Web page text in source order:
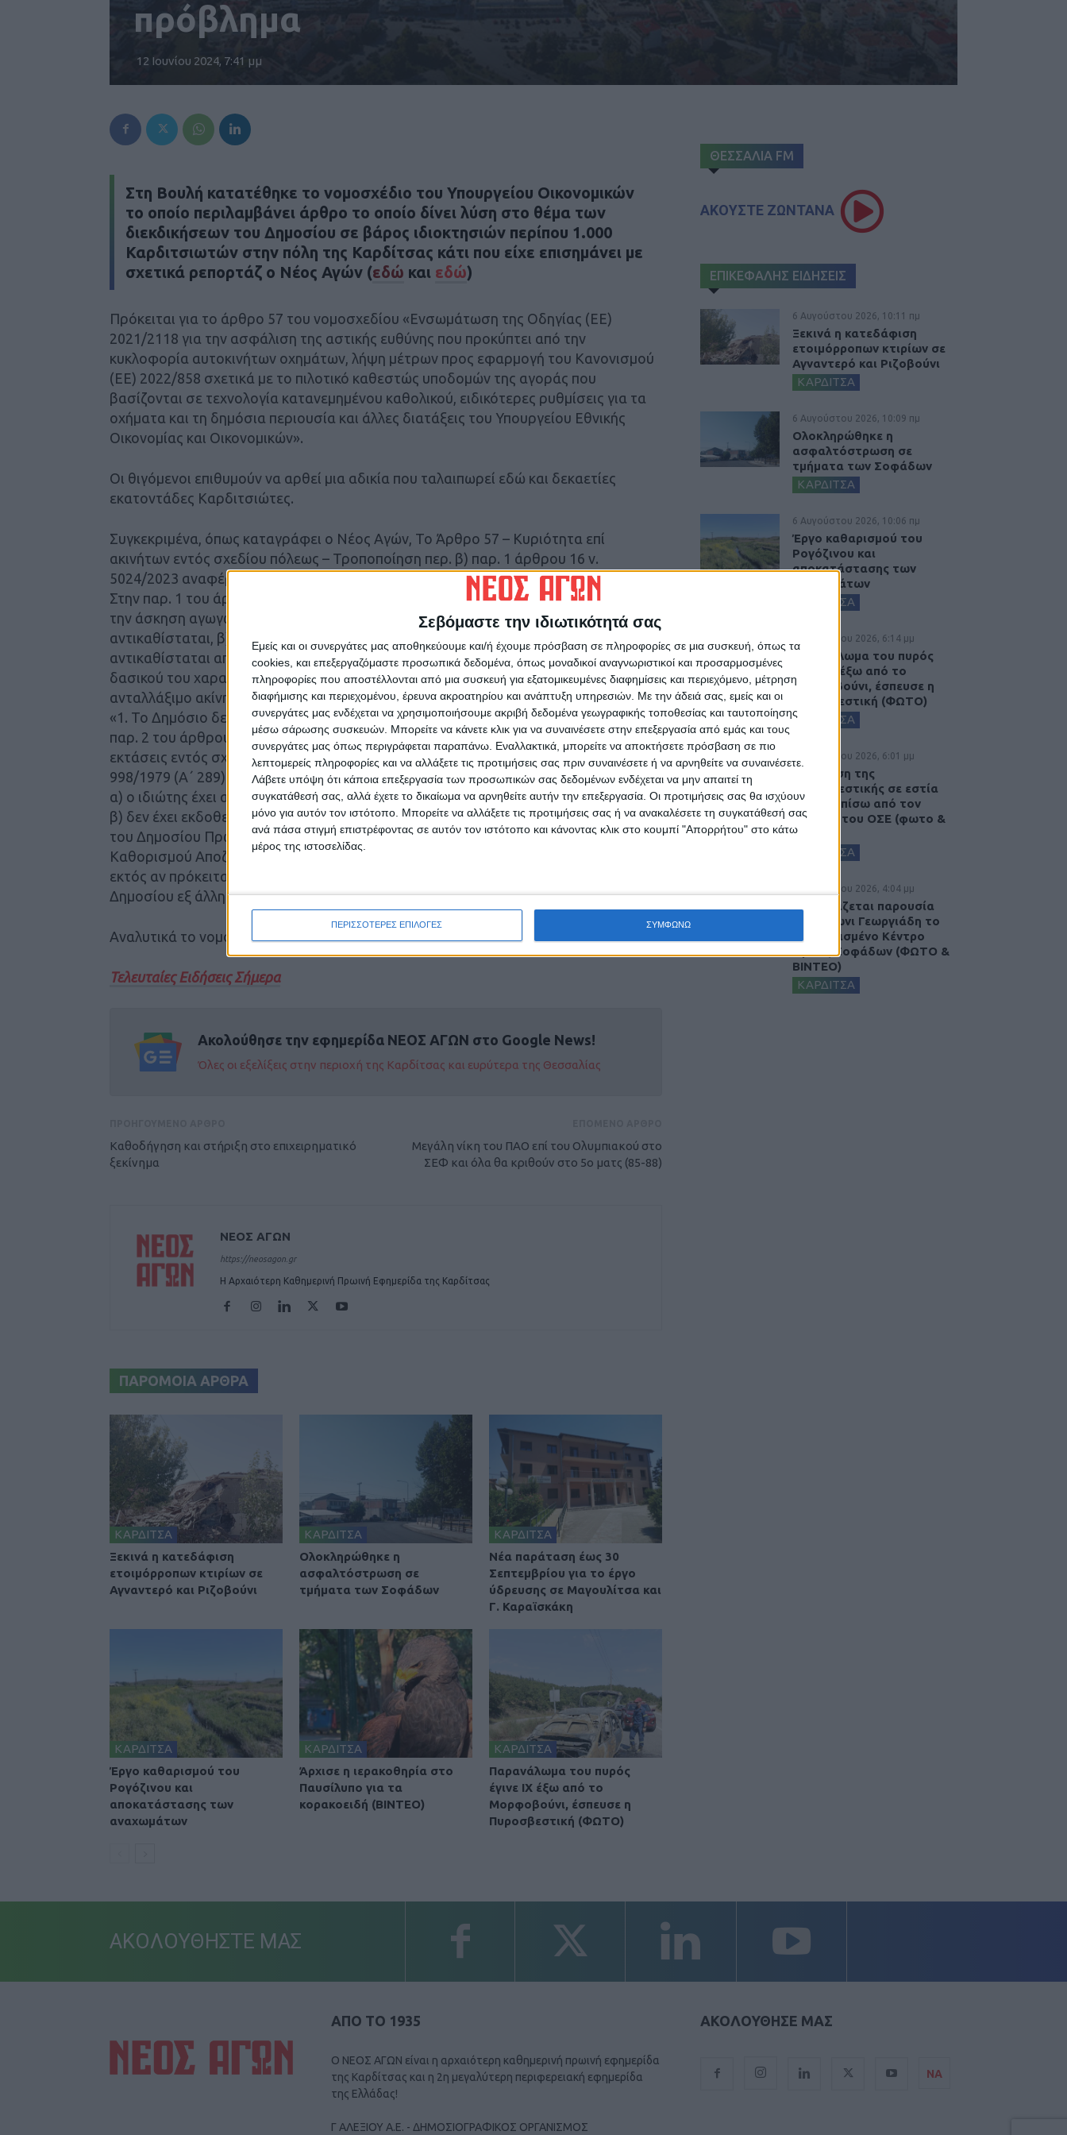
Σεβόμαστε την ιδιωτικότητά σας
Εμείς και οι συνεργάτες μας αποθηκεύουμε και/ή έχουμε πρόσβαση σε πληροφορίες σε μια συσκευή, όπως τα
cookies, και επεξεργαζόμαστε προσωπικά δεδομένα, όπως μοναδικοί αναγνωριστικοί και προσαρμοσμένες
πληροφορίες που αποστέλλονται από μια συσκευή για εξατομικευμένες διαφημίσεις και περιεχόμενο, μέτρηση
διαφήμισης και περιεχομένου, έρευνα ακροατηρίου και ανάπτυξη υπηρεσιών. Με την άδειά σας, εμείς και οι
συνεργάτες μας ενδέχεται να χρησιμοποιήσουμε ακριβή δεδομένα γεωγραφικής τοποθεσίας και ταυτοποίησης
μέσω σάρωσης συσκευών. Μπορείτε να κάνετε κλικ για να συναινέσετε στην επεξεργασία από εμάς και τους
συνεργάτες μας όπως περιγράφεται παραπάνω. Εναλλακτικά, μπορείτε να αποκτήσετε πρόσβαση σε πιο
λεπτομερείς πληροφορίες και να αλλάξετε τις προτιμήσεις σας πριν συναινέσετε ή να αρνηθείτε να συναινέσετε.
Λάβετε υπόψη ότι κάποια επεξεργασία των προσωπικών σας δεδομένων ενδέχεται να μην απαιτεί τη
συγκατάθεσή σας, αλλά έχετε το δικαίωμα να αρνηθείτε αυτήν την επεξεργασία. Οι προτιμήσεις σας θα ισχύουν
μόνο για αυτόν τον ιστότοπο. Μπορείτε να αλλάξετε τις προτιμήσεις σας ή να ανακαλέσετε τη συγκατάθεσή σας
ανά πάσα στιγμή επιστρέφοντας σε αυτόν τον ιστότοπο και κάνοντας κλικ στο κουμπί "Απορρήτου" στο κάτω
μέρος της ιστοσελίδας.
ΠΕΡΙΣΣΟΤΕΡΕΣ ΕΠΙΛΟΓΕΣ ΣΥΜΦΩΝΩ
πρόβλημα
12 Ιουνίου 2024, 7:41 μμ
Στη Βουλή κατατέθηκε το νομοσχέδιο του Υπουργείου Οικονομικών
το οποίο περιλαμβάνει άρθρο το οποίο δίνει λύση στο θέμα των
διεκδικήσεων του Δημοσίου σε βάρος ιδιοκτησιών περίπου 1.000
Καρδιτσιωτών στην πόλη της Καρδίτσας κάτι που είχε επισημάνει με
σχετικά ρεπορτάζ ο Νέος Αγών (εδώ και εδώ)
Πρόκειται για το άρθρο 57 του νομοσχεδίου «Ενσωμάτωση της Οδηγίας (ΕΕ)
2021/2118 για την ασφάλιση της αστικής ευθύνης που προκύπτει από την
κυκλοφορία αυτοκινήτων οχημάτων, λήψη μέτρων προς εφαρμογή του Κανονισμού
(ΕΕ) 2022/858 σχετικά με το πιλοτικό καθεστώς υποδομών της αγοράς που
βασίζονται σε τεχνολογία κατανεμημένου καθολικού, ειδικότερες ρυθμίσεις για τα
οχήματα και τη δημόσια περιουσία και άλλες διατάξεις του Υπουργείου Εθνικής
Οικονομίας και Οικονομικών».
Οι θιγόμενοι επιθυμούν να αρθεί μια αδικία που ταλαιπωρεί εδώ και δεκαετίες
εκατοντάδες Καρδιτσιώτες.
Συγκεκριμένα, όπως καταγράφει ο Νέος Αγών, Το Άρθρο 57 – Κυριότητα επί
ακινήτων εντός σχεδίου πόλεως – Τροποποίηση περ. β) παρ. 1 άρθρου 16 ν.
5024/2023 αναφέρει:
Στην παρ. 1 του άρθρου 16 του ν. 5024/2023 (Α΄ 41), περί αποχής του Δημοσίου από
την άσκηση αγωγών, επέρχονται οι εξής τροποποιήσεις: α) το εισαγωγικό εδάφιο
αντικαθίσταται, β) στην περ. β): α) η φράση «από τις δασικές υπηρεσίες»
αντικαθίσταται από τη φράση «από υπηρεσία», β) η φράση «λόγω του πρώην
δασικού του χαρακτήρα» αντικαθίσταται από τη φράση «εκτός αν πρόκειται για
ανταλλάξιμο ακίνητο,», και η παρ. 1 διαμορφώνεται ως εξής:
«1. Το Δημόσιο δεν προβάλλει δικαιώματα και απέχει από την άσκηση αγωγών της
παρ. 2 του άρθρου 6 του ν. 2664/1998 (Α΄ 275) ως προς ακίνητα τα οποία κείνται σε
εκτάσεις εντός σχεδίων πόλεως ή οικισμού, για τα οποία δεν εφαρμόζεται ο ν.
998/1979 (Α΄ 289) , εφόσον σωρευτικά πληρούνται οι κάτωθι προϋποθέσεις:
α) ο ιδιώτης έχει αναγραφεί ως κύριος στις πρώτες κτηματολογικές εγγραφές,
β) δεν έχει εκδοθεί και κοινοποιηθεί σε αυτόν ή τους δικαιοπαρόχους από υπηρεσία
του Δημοσίου Πρωτόκολλο Διοικητικής Αποβολής (Π.Δ.Α.) ή Πρωτόκολλο
Καθορισμού Αποζημίωσης Αυθαίρετης Χρήσης (Π.ΚΑ.Α.Χ.) για το ακίνητο αυτό,
εκτός αν πρόκειται για ανταλλάξιμο ακίνητο, καιγ) δεν προβάλλονται δικαιώματα του
Δημοσίου εξ άλλης αιτίας.».
Αναλυτικά το νομοσχέδιο
Τελευταίες Ειδήσεις Σήμερα
Ακολούθησε την εφημερίδα ΝΕΟΣ ΑΓΩΝ στο Google News!
Όλες οι εξελίξεις στην περιοχή της Καρδίτσας και ευρύτερα της Θεσσαλίας
Καθοδήγηση και στήριξη στο επιχειρηματικό
ξεκίνημα
Μεγάλη νίκη του ΠΑΟ επί του Ολυμπιακού στο
ΣΕΦ και όλα θα κριθούν στο 5ο ματς (85-88)
ΝΕΟΣ ΑΓΩΝ
https://neosagon.gr
Η Αρχαιότερη Καθημερινή Πρωινή Εφημερίδα της Καρδίτσας
ΠΑΡΟΜΟΙΑ ΑΡΘΡΑ
ΚΑΡΔΙΤΣΑ
Ξεκινά η κατεδάφιση
ετοιμόρροπων κτιρίων σε
Αγναντερό και Ριζοβούνι
ΚΑΡΔΙΤΣΑ
Ολοκληρώθηκε η
ασφαλτόστρωση σε
τμήματα των Σοφάδων
ΚΑΡΔΙΤΣΑ
Νέα παράταση έως 30
Σεπτεμβρίου για το έργο
ύδρευσης σε Μαγουλίτσα και
Γ. Καραϊσκάκη
ΚΑΡΔΙΤΣΑ
Έργο καθαρισμού του
Ρογόζινου και
αποκατάστασης των
αναχωμάτων
ΚΑΡΔΙΤΣΑ
Άρχισε η ιερακοθηρία στο
Παυσίλυπο για τα
κορακοειδή (ΒΙΝΤΕΟ)
ΚΑΡΔΙΤΣΑ
Παρανάλωμα του πυρός
έγινε ΙΧ έξω από το
Μορφοβούνι, έσπευσε η
Πυροσβεστική (ΦΩΤΟ)
ΘΕΣΣΑΛΙΑ FM
ΑΚΟΥΣΤΕ ΖΩΝΤΑΝΑ
ΕΠΙΚΕΦΑΛΗΣ ΕΙΔΗΣΕΙΣ
6 Αυγούστου 2026, 10:11 πμ
Ξεκινά η κατεδάφιση
ετοιμόρροπων κτιρίων σε
Αγναντερό και Ριζοβούνι
ΚΑΡΔΙΤΣΑ
6 Αυγούστου 2026, 10:09 πμ
Ολοκληρώθηκε η
ασφαλτόστρωση σε
τμήματα των Σοφάδων
ΚΑΡΔΙΤΣΑ
6 Αυγούστου 2026, 10:06 πμ
Έργο καθαρισμού του
Ρογόζινου και
αποκατάστασης των
αναχωμάτων
ΚΑΡΔΙΤΣΑ
5 Αυγούστου 2026, 6:14 μμ
Παρανάλωμα του πυρός
έγινε ΙΧ έξω από το
Μορφοβούνι, έσπευσε η
Πυροσβεστική (ΦΩΤΟ)
ΚΑΡΔΙΤΣΑ
5 Αυγούστου 2026, 6:01 μμ
Επέμβαση της
Πυροσβεστικής σε εστία
φωτιάς πίσω από τον
σταθμό του ΟΣΕ (φωτο &
βιντεο)
ΚΑΡΔΙΤΣΑ
5 Αυγούστου 2026, 4:04 μμ
Εγκαινιάζεται παρουσία
του Άδωνι Γεωργιάδη το
ανακαινισμένο Κέντρο
Υγείας Σοφάδων (ΦΩΤΟ &
ΒΙΝΤΕΟ)
ΚΑΡΔΙΤΣΑ
ΑΚΟΛΟΥΘΗΣΤΕ ΜΑΣ
ΑΠΟ ΤΟ 1935
Ο ΝΕΟΣ ΑΓΩΝ είναι η αρχαιότερη καθημερινή πρωινή εφημερίδα
της Καρδίτσας και η 2η μεγαλύτερη περιφερειακή εφημερίδα
της Ελλάδας!
Γ ΑΛΕΞΙΟΥ Α.Ε. - ΔΗΜΟΣΙΟΓΡΑΦΙΚΟΣ ΟΡΓΑΝΙΣΜΟΣ
ΑΚΟΛΟΥΘΗΣΕ ΜΑΣ
ΝΑ